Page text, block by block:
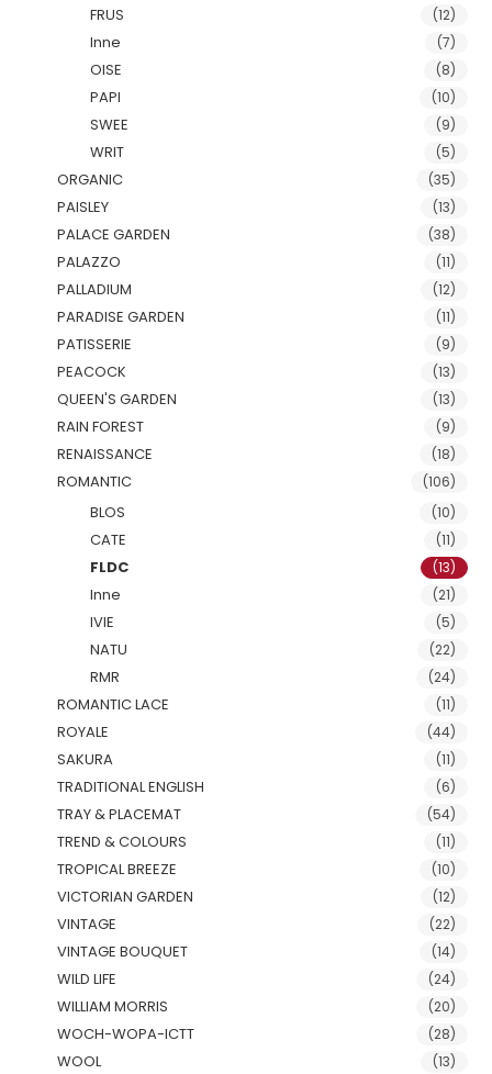
FRUS (12)
Inne (7)
OISE (8)
PAPI (10)
SWEE (9)
WRIT (5)
ORGANIC (35)
PAISLEY (13)
PALACE GARDEN (38)
PALAZZO (11)
PALLADIUM (12)
PARADISE GARDEN (11)
PATISSERIE (9)
PEACOCK (13)
QUEEN'S GARDEN (13)
RAIN FOREST (9)
RENAISSANCE (18)
ROMANTIC (106)
BLOS (10)
CATE (11)
FLDC (13)
Inne (21)
IVIE (5)
NATU (22)
RMR (24)
ROMANTIC LACE (11)
ROYALE (44)
SAKURA (11)
TRADITIONAL ENGLISH (6)
TRAY & PLACEMAT (54)
TREND & COLOURS (11)
TROPICAL BREEZE (10)
VICTORIAN GARDEN (12)
VINTAGE (22)
VINTAGE BOUQUET (14)
WILD LIFE (24)
WILLIAM MORRIS (20)
WOCH-WOPA-ICTT (28)
WOOL (13)